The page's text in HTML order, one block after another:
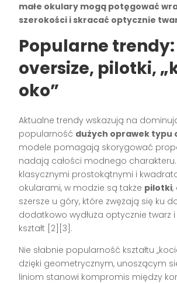
małe okulary mogą potęgować
szerokości i skracać optycznie
Popularne trendy:
oversize, pilotki,
oko”
Aktualne trendy wskazują na
popularność dużych oprawek typu
modele pomagają skorygować
nadają całości modnego charakteru.
klasycznymi prostokątnymi i
okularami, w modzie są także pilotki,
szersze u góry, które zwężają się ku
dodatkowo wydłuża optycznie twarz
kształt [2][3] .
Nie słabnie popularność kształtu
dzięki geometrycznym, unoszącym
liniom stanowi kompromis między